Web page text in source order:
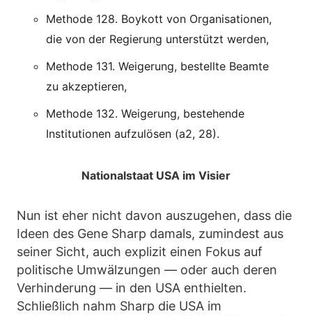
Methode 128. Boykott von Organisationen,
die von der Regierung unterstützt werden,
Methode 131. Weigerung, bestellte Beamte
zu akzeptieren,
Methode 132. Weigerung, bestehende
Institutionen aufzulösen (a2, 28).
Nationalstaat USA im Visier
Nun ist eher nicht davon auszugehen, dass die
Ideen des Gene Sharp damals, zumindest aus
seiner Sicht, auch explizit einen Fokus auf
politische Umwälzungen — oder auch deren
Verhinderung — in den USA enthielten.
Schließlich nahm Sharp die USA im